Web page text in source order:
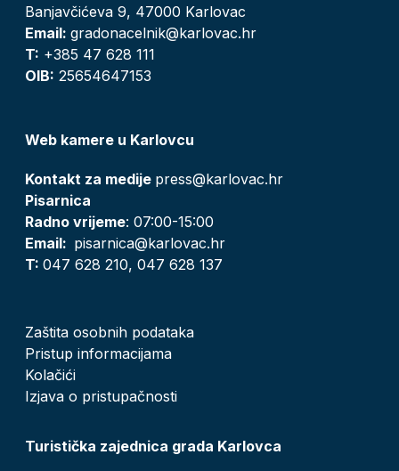
Banjavčićeva 9, 47000 Karlovac
Email: gradonacelnik@karlovac.hr
T: +385 47 628 111
OIB: 25654647153
Web kamere u Karlovcu
Kontakt za medije press@karlovac.hr
Pisarnica
Radno vrijeme: 07:00-15:00
Email: pisarnica@karlovac.hr
T: 047 628 210, 047 628 137
Zaštita osobnih podataka
Pristup informacijama
Kolačići
Izjava o pristupačnosti
Turistička zajednica grada Karlovca